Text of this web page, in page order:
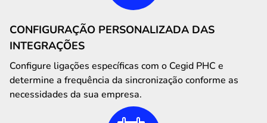
CONFIGURAÇÃO PERSONALIZADA DAS
INTEGRAÇÕES
Configure ligações específicas com o Cegid PHC e
determine a frequência da sincronização conforme as
necessidades da sua empresa.